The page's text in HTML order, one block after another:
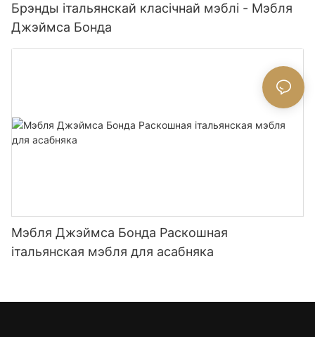
Брэнды італьянскай класічнай мэблі - Мэбля
Джэймса Бонда
Мэбля Джэймса Бонда Раскошная
італьянская мэбля для асабняка